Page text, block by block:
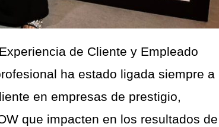
de Cliente y Empleado
ha estado ligada siempre a
en empresas de prestigio,
que impacten en los resultados de